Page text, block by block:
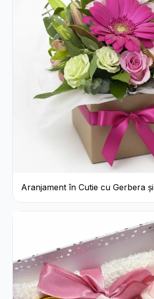
Aranjament în Cutie cu Gerbera și
Trandafiri Roz